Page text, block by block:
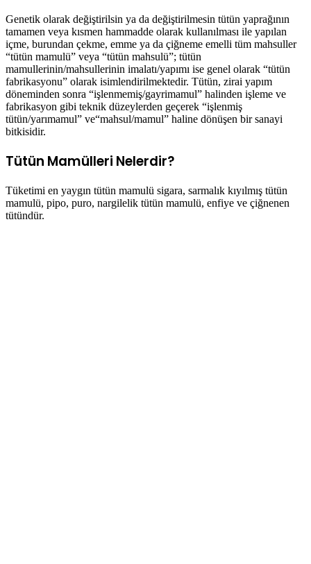
Genetik olarak değiştirilsin ya da değiştirilmesin tütün yaprağının
tamamen veya kısmen hammadde olarak kullanılması ile yapılan
içme, burundan çekme, emme ya da çiğneme emelli tüm mahsuller
“tütün mamulü” veya “tütün mahsulü”; tütün
mamullerinin/mahsullerinin imalatı/yapımı ise genel olarak “tütün
fabrikasyonu” olarak isimlendirilmektedir. Tütün, zirai yapım
döneminden sonra “işlenmemiş/gayrimamul” halinden işleme ve
fabrikasyon gibi teknik düzeylerden geçerek “işlenmiş
tütün/yarımamul” ve“mahsul/mamul” haline dönüşen bir sanayi
bitkisidir.
Tütün Mamülleri Nelerdir?
Tüketimi en yaygın tütün mamulü sigara, sarmalık kıyılmış tütün
mamulü, pipo, puro, nargilelik tütün mamulü, enfiye ve çiğnenen
tütündür.